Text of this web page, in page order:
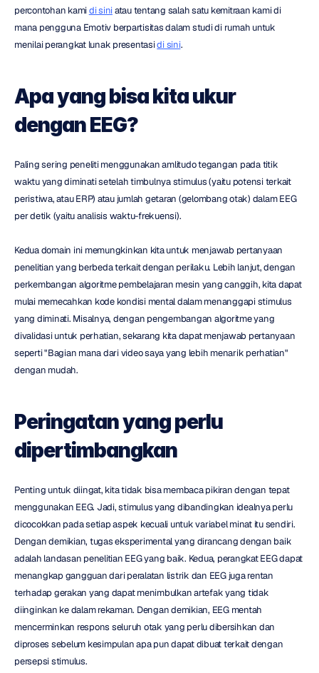
percontohan kami di sini atau tentang salah satu kemitraan kami di
mana pengguna Emotiv berpartisitas dalam studi di rumah untuk
menilai perangkat lunak presentasi di sini.
Apa yang bisa kita ukur
dengan EEG?
Paling sering peneliti menggunakan amlitudo tegangan pada titik
waktu yang diminati setelah timbulnya stimulus (yaitu potensi terkait
peristiwa, atau ERP) atau jumlah getaran (gelombang otak) dalam EEG
per detik (yaitu analisis waktu-frekuensi).
Kedua domain ini memungkinkan kita untuk menjawab pertanyaan
penelitian yang berbeda terkait dengan perilaku. Lebih lanjut, dengan
perkembangan algoritme pembelajaran mesin yang canggih, kita dapat
mulai memecahkan kode kondisi mental dalam menanggapi stimulus
yang diminati. Misalnya, dengan pengembangan algoritme yang
divalidasi untuk perhatian, sekarang kita dapat menjawab pertanyaan
seperti "Bagian mana dari video saya yang lebih menarik perhatian"
dengan mudah.
Peringatan yang perlu
dipertimbangkan
Penting untuk diingat, kita tidak bisa membaca pikiran dengan tepat
menggunakan EEG. Jadi, stimulus yang dibandingkan idealnya perlu
dicocokkan pada setiap aspek kecuali untuk variabel minat itu sendiri.
Dengan demikian, tugas eksperimental yang dirancang dengan baik
adalah landasan penelitian EEG yang baik. Kedua, perangkat EEG dapat
menangkap gangguan dari peralatan listrik dan EEG juga rentan
terhadap gerakan yang dapat menimbulkan artefak yang tidak
diinginkan ke dalam rekaman. Dengan demikian, EEG mentah
mencerminkan respons seluruh otak yang perlu dibersihkan dan
diproses sebelum kesimpulan apa pun dapat dibuat terkait dengan
persepsi stimulus.